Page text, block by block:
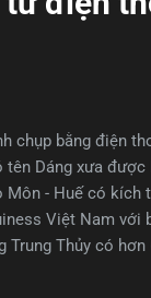
chụp bằng điện
Dáng xưa được
- Huế có kích
Việt Nam với
Trung Thủy có